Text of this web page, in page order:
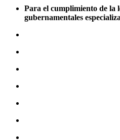
Para el cumplimiento de la
gubernamentales